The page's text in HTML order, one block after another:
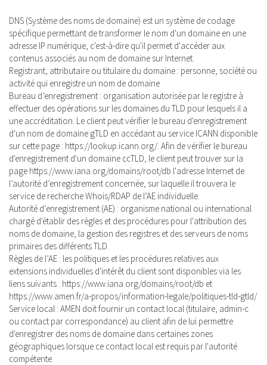
DNS (Système des noms de domaine) est un système de codage
spécifique permettant de transformer le nom d'un domaine en une
adresse IP numérique, c'est-à-dire qu'il permet d'accéder aux
contenus associés au nom de domaine sur Internet.
Registrant, attributaire ou titulaire du domaine : personne, société ou
activité qui enregistre un nom de domaine
Bureau d’enregistrement : organisation autorisée par le registre à
effectuer des opérations sur les domaines du TLD pour lesquels il a
une accréditation. Le client peut vérifier le bureau d'enregistrement
d'un nom de domaine gTLD en accédant au service ICANN disponible
sur cette page : https://lookup.icann.org/. Afin de vérifier le bureau
d'enregistrement d'un domaine ccTLD, le client peut trouver sur la
page https://www.iana.org/domains/root/db l'adresse Internet de
l’autorité d’enregistrement concernée, sur laquelle il trouvera le
service de recherche Whois/RDAP de l’AE individuelle.
Autorité d’enregistrement (AE) : organisme national ou international
chargé d'établir des règles et des procédures pour l'attribution des
noms de domaine, la gestion des registres et des serveurs de noms
primaires des différents TLD.
Règles de l’AE : les politiques et les procédures relatives aux
extensions individuelles d'intérêt du client sont disponibles via les
liens suivants : https://www.iana.org/domains/root/db et
https://www.amen.fr/a-propos/information-legale/politiques-tld-gtld/
Service local : AMEN doit fournir un contact local (titulaire, admin-c
ou contact par correspondance) au client afin de lui permettre
d'enregistrer des noms de domaine dans certaines zones
géographiques lorsque ce contact local est requis par l'autorité
compétente.